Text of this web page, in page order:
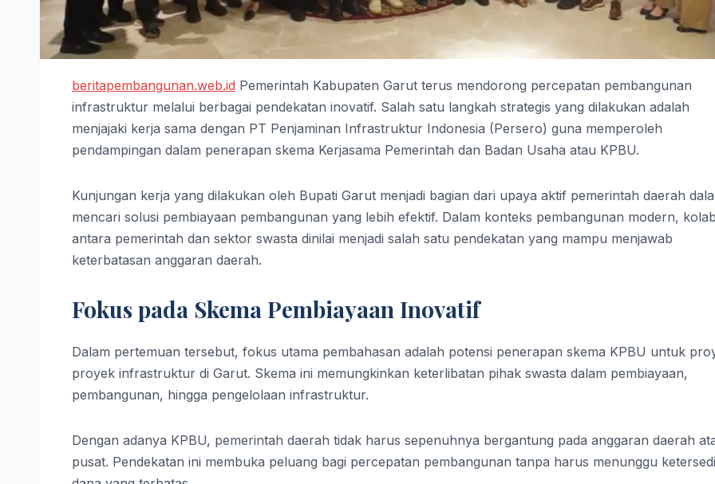
beritapembangunan.web.id Pemerintah Kabupaten Garut terus mendorong percepatan pembangunan
infrastruktur melalui berbagai pendekatan inovatif. Salah satu langkah strategis yang dilakukan adalah
menjajaki kerja sama dengan PT Penjaminan Infrastruktur Indonesia (Persero) guna memperoleh
pendampingan dalam penerapan skema Kerjasama Pemerintah dan Badan Usaha atau KPBU.
Kunjungan kerja yang dilakukan oleh Bupati Garut menjadi bagian dari upaya aktif pemerintah daerah
mencari solusi pembiayaan pembangunan yang lebih efektif. Dalam konteks pembangunan modern,
antara pemerintah dan sektor swasta dinilai menjadi salah satu pendekatan yang mampu menjawab
keterbatasan anggaran daerah.
Fokus pada Skema Pembiayaan Inovatif
Dalam pertemuan tersebut, fokus utama pembahasan adalah potensi penerapan skema KPBU untuk
proyek infrastruktur di Garut. Skema ini memungkinkan keterlibatan pihak swasta dalam pembiayaan,
pembangunan, hingga pengelolaan infrastruktur.
Dengan adanya KPBU, pemerintah daerah tidak harus sepenuhnya bergantung pada anggaran daerah
pusat. Pendekatan ini membuka peluang bagi percepatan pembangunan tanpa harus menunggu